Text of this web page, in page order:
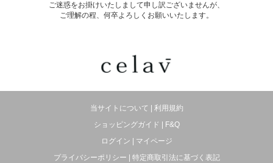
ご迷惑をお掛けいたしまして申し訳ございませんが、
ご理解の程、何卒よろしくお願いいたします。
当サイトについて
利用規約
ショッピングガイド
F&Q
ログイン
マイページ
プライバシーポリシー
特定商取引法に基づく表記